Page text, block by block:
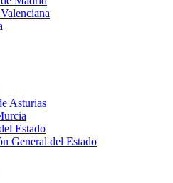
Asturias
Estado
General del Estado